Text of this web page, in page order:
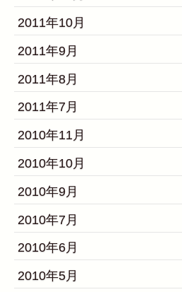
2011年10月
2011年9月
2011年8月
2011年7月
2010年11月
2010年10月
2010年9月
2010年7月
2010年6月
2010年5月